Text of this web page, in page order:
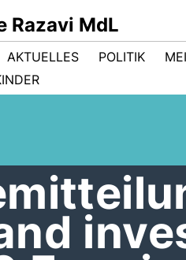
Razavi MdL
AKTUELLES POLITIK